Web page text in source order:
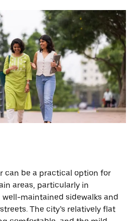
can be a practical option for
areas, particularly in
maintained sidewalks and
The city’s relatively flat